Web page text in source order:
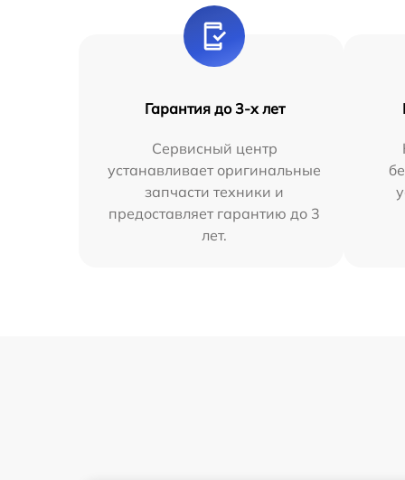
Гарантия до 3-х лет
Сервисный центр
устанавливает оригинальные
запчасти техники и
предоставляет гарантию до 3
лет.